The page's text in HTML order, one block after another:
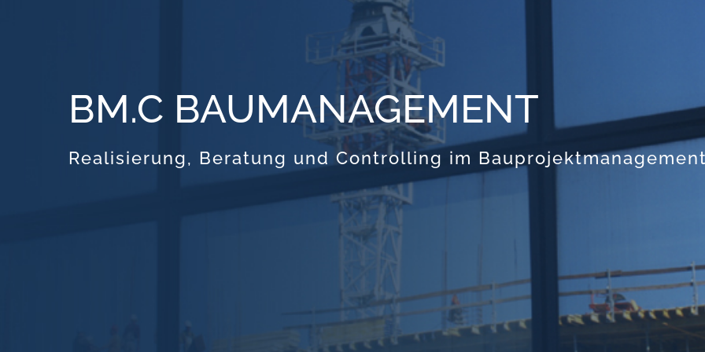
BM.C BAUMANAGEMENT
Realisierung, Beratung und Controlling im